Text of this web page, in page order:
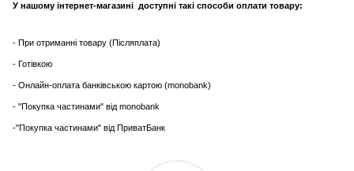
У нашому інтернет-магазині доступні такі способи оплати товару:
- При отриманні товару (Післяплата)
- Готівкою
- Онлайн-оплата банківською картою (monobank)
- "Покупка частинами" від monobank
-"Покупка частинами" від ПриватБанк